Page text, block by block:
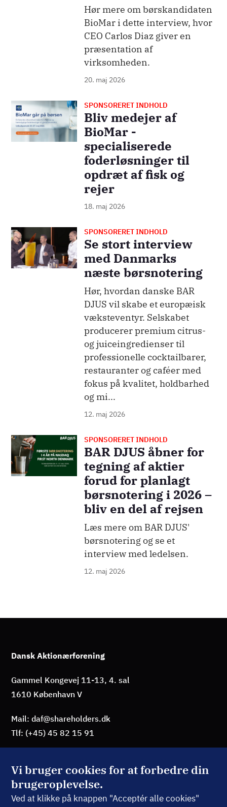
Vi bruger cookies for at forbedre din
brugeroplevelse.
Ved at klikke på knappen "Acceptér alle cookies"
Hør mere om børskandidaten
BioMar i dette interview, hvor
CEO Carlos Diaz giver en
præsentation af
virksomheden.
20. maj 2026
Billede SPONSORERET INDHOLD
Bliv medejer af
BioMar -
specialiserede
foderløsninger til
opdræt af fisk og
rejer
18. maj 2026
Billede SPONSORERET INDHOLD
Se stort interview
med Danmarks
næste børsnotering
Hør, hvordan danske BAR
DJUS vil skabe et europæisk
væksteventyr. Selskabet
producerer premium citrus-
og juiceingredienser til
professionelle cocktailbarer,
restauranter og caféer med
fokus på kvalitet, holdbarhed
og mi...
12. maj 2026
Billede SPONSORERET INDHOLD
BAR DJUS åbner for
tegning af aktier
forud for planlagt
børsnotering i 2026 –
bliv en del af rejsen
Læs mere om BAR DJUS'
børsnotering og se et
interview med ledelsen.
12. maj 2026
Dansk Aktionærforening
Gammel Kongevej 11-13, 4. sal
1610 København V
Mail: daf@shareholders.dk
Tlf: (+45) 45 82 15 91
BLIV MEDLEM